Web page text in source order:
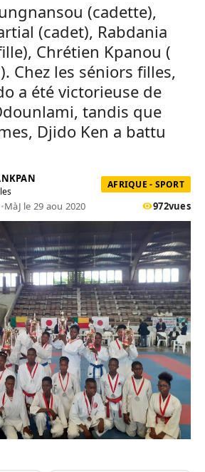
(cadette),
(cadet), Rabdania
Chrétien Kpanou (
Chez les séniors filles,
a été victorieuse de
tandis que
Djido Ken a battu
AFRIQUE - SPORT
•MàJ le 29 aou 2020 972vues